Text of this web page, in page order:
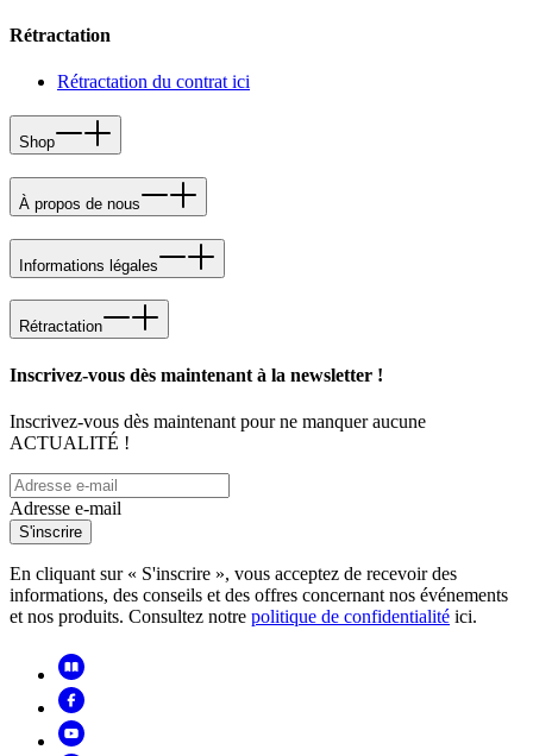
Rétractation
Rétractation du contrat ici
Shop
À propos de nous
Informations légales
Rétractation
Inscrivez-vous dès maintenant à la newsletter !
Inscrivez-vous dès maintenant pour ne manquer aucune
ACTUALITÉ !
Adresse e-mail
S'inscrire
En cliquant sur « S'inscrire », vous acceptez de recevoir des
informations, des conseils et des offres concernant nos événements
et nos produits. Consultez notre politique de confidentialité ici.